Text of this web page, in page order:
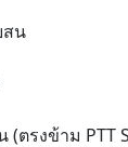
สน
(ตรงข้าม PTT